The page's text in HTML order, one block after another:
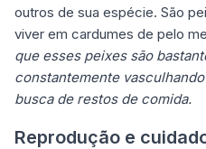
outros de sua espécie. São
viver em cardumes de pelo
que esses peixes são
constantemente
busca de restos de comida.
Reprodução e